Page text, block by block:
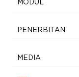
MODUL
PENERBITAN
MEDIA